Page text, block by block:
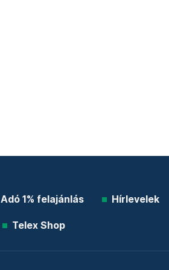
Adó 1% felajánlás Hírlevelek
Telex Shop